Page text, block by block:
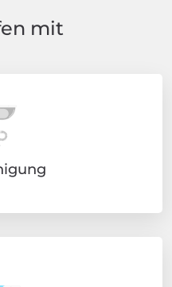
mit